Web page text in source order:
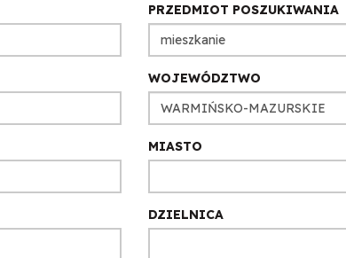
PRZEDMIOT POSZUKIWANIA
WOJEWÓDZTWO
MIASTO
DZIELNICA